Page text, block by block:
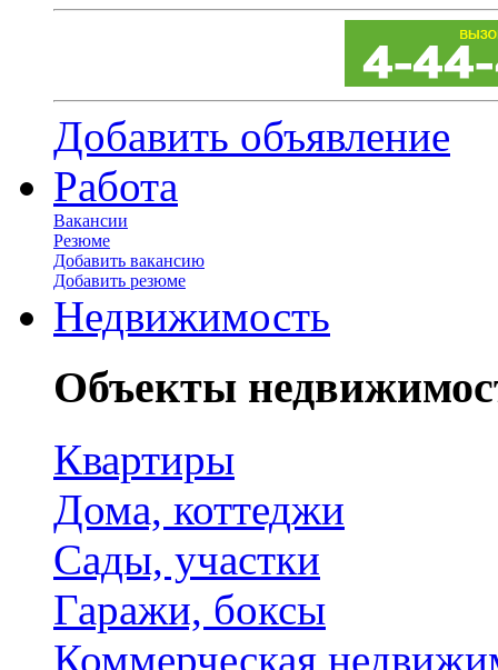
Добавить объявление
Работа
Вакансии
Резюме
Добавить вакансию
Добавить резюме
Недвижимость
Объекты
Квартиры
Дома, коттеджи
Сады, участки
Гаражи, боксы
Коммерческая